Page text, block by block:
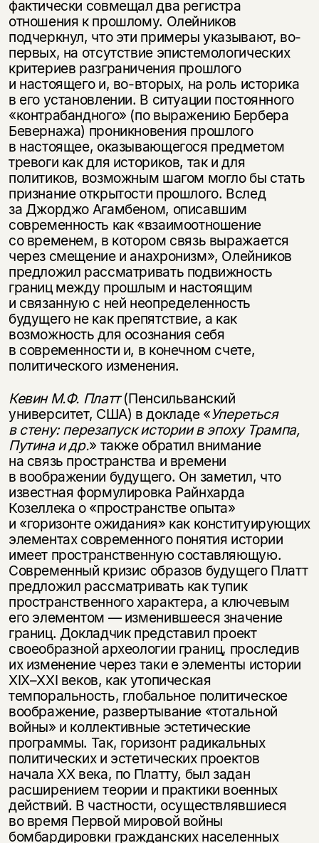
фактически совмещал два регистра
отношения к прошлому. Олейников
подчеркнул, что эти примеры указывают, во-
первых, на отсутствие эпистемологических
критериев разграничения прошлого
и настоящего и, во-вторых, на роль историка
в его установлении. В ситуации постоянного
«контрабандного» (по выражению Бербера
Бевернажа) проникновения прошлого
в настоящее, оказывающегося предметом
тревоги как для историков, так и для
политиков, возможным шагом могло бы стать
признание открытости прошлого. Вслед
за Джорджо Агамбеном, описавшим
современность как «взаимоотношение
со временем, в котором связь выражается
через смещение и анахронизм», Олейников
предложил рассматривать подвижность
границ между прошлым и настоящим
и связанную с ней неопределенность
будущего не как препятствие, а как
возможность для осознания себя
в современности и, в конечном счете,
политического изменения.
Кевин М.Ф. Платт(Пенсильванский
университет, США) в докладе «Упереться
в стену: перезапуск истории в эпоху Трампа,
Путина и др.» также обратил внимание
на связь пространства и времени
в воображении будущего. Он заметил, что
известная формулировка Райнхарда
Козеллека о «пространстве опыта»
и «горизонте ожидания» как конституирующих
элементах современного понятия истории
имеет пространственную составляющую.
Современный кризис образов будущего Платт
предложил рассматривать как тупик
пространственного характера, а ключевым
его элементом — изменившееся значение
границ. Докладчик представил проект
своеобразной археологии границ, проследив
их изменение через таки е элементы истории
XIX–XXI веков, как утопическая
темпоральность, глобальное политическое
воображение, развертывание «тотальной
войны» и коллективные эстетические
программы. Так, горизонт радикальных
политических и эстетических проектов
начала ХХ века, по Платту, был задан
расширением теории и практики военных
действий. В частности, осуществлявшиеся
во время Первой мировой войны
бомбардировки гражданских населенных